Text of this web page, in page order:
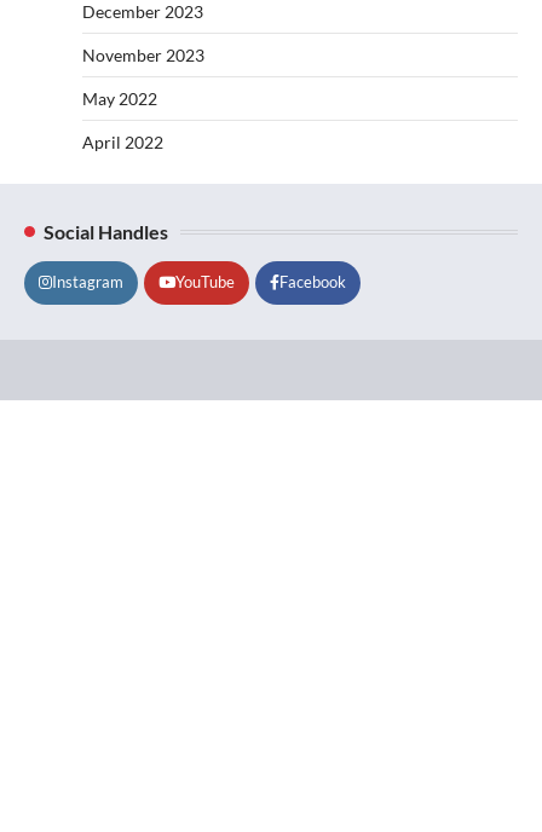
December 2023
November 2023
May 2022
April 2022
Social Handles
Instagram YouTube Facebook